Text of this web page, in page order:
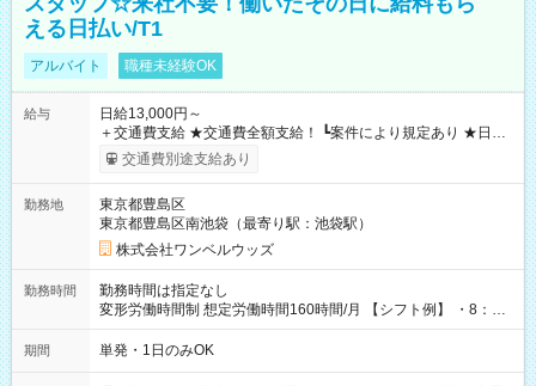
える日払い/T1
アルバイト 職種未経験OK
給与
日給13,000円～
＋交通費支給 ★交通費全額支給！ ┗案件により規定あり ★日払
いOK！（規定あり） ┗働いたその日に現金GET♪ お仕事後はコ
ンビニATMから 日払い分を引き落とせます！ 【試用期間】試
交通費別途支給あり
勤務地
東京都豊島区
東京都豊島区南池袋（最寄り駅：池袋駅）
株式会社ワンベルウッズ
勤務時間
勤務時間は指定なし
変形労働時間制 想定労働時間160時間/月 【シフト例】 ・8：00
～21：00
期間 単発・1日のみOK